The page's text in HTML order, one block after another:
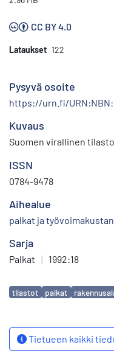
CC BY 4.0
Lataukset 122
Pysyvä osoite
https://urn.fi/
Kuvaus
Suomen virallinen tilasto
ISSN
0784-9478
Aihealue
palkat ja
Sarja
Palkat | 1992:18
Avainsanat
tilastot palkat
Tietueen kaikki